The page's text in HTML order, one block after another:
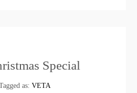
Special
as:VETA